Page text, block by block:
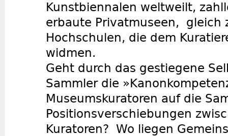
Kunstbiennalen weltweilt,
erbaute Privatmuseen, gleich
Hochschulen, die dem
widmen.
Geht durch das gestiegene
Sammler die
Museumskuratoren auf die
Positionsverschiebungen
Kuratoren? Wo liegen